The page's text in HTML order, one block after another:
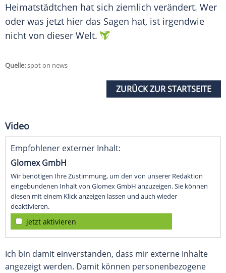
Heimatstädtchen hat sich ziemlich verändert. Wer
oder was jetzt hier das Sagen hat, ist irgendwie
nicht von dieser Welt.
Quelle:spot on news
ZURÜCK ZUR STARTSEITE
Video
Empfohlener externer Inhalt:
Glomex GmbH
Wir benötigen Ihre Zustimmung, um den von unserer Redaktion
eingebundenen Inhalt von Glomex GmbH anzuzeigen. Sie können
diesen mit einem Klick anzeigen lassen und auch wieder
deaktivieren.
jetzt aktivieren
Ich bin damit einverstanden, dass mir externe Inhalte
angezeigt werden. Damit können personenbezogene